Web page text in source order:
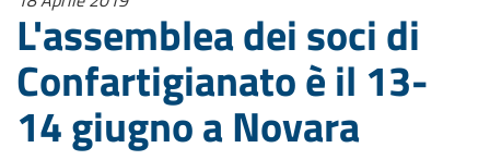
L'assemblea dei soci di
Confartigianato è il 13-
14 giugno a Novara